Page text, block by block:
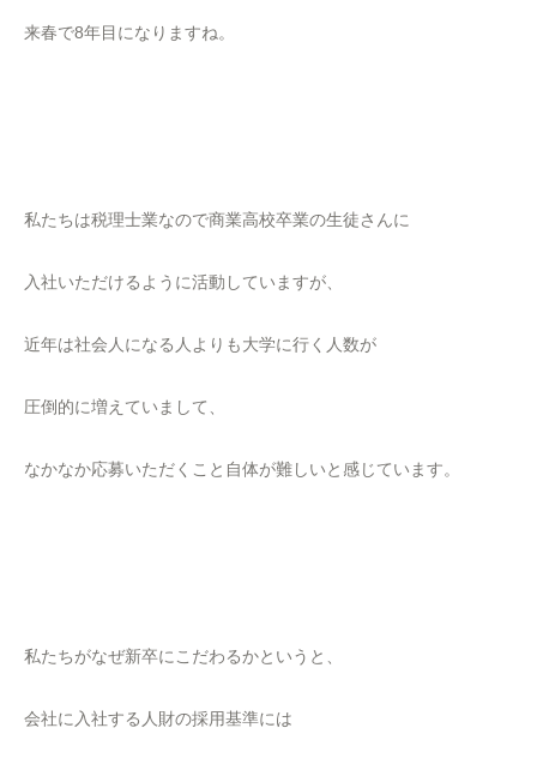
来春で8年目になりますね。
私たちは税理士業なので商業高校卒業の生徒さんに
入社いただけるように活動していますが、
近年は社会人になる人よりも大学に行く人数が
圧倒的に増えていまして、
なかなか応募いただくこと自体が難しいと感じています。
私たちがなぜ新卒にこだわるかというと、
会社に入社する人財の採用基準には